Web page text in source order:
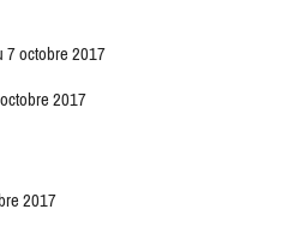
octobre 2017
2017
2017